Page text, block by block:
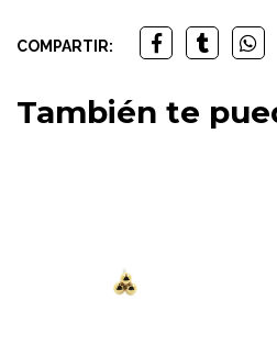
COMPARTIR:
También te